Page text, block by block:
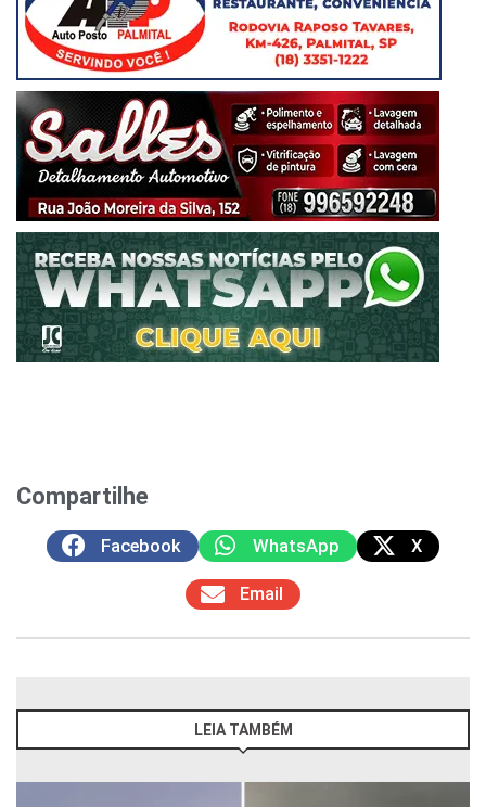
Compartilhe
Facebook WhatsApp X
Email
LEIA TAMBÉM